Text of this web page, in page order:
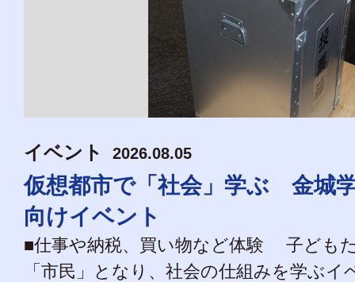
イベント 2026.08.05
仮想都市で「社会」学ぶ 金城
向けイベント
■仕事や納税、買い物など体験 子ども
「市民」となり、社会の仕組みを学ぶイ